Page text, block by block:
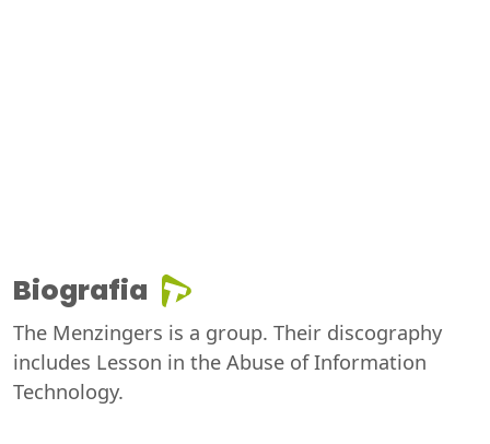
Biografia
The Menzingers is a group. Their discography
includes Lesson in the Abuse of Information
Technology.